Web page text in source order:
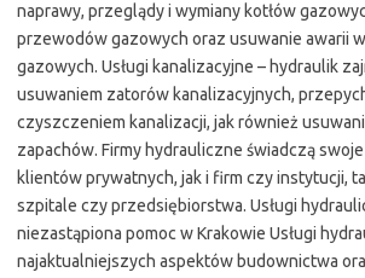
naprawy, przeglądy i wymiany kotłów
przewodów gazowych oraz usuwanie awarii
gazowych. Usługi kanalizacyjne – hydraulik
usuwaniem zatorów kanalizacyjnych,
czyszczeniem kanalizacji, jak również
zapachów. Firmy hydrauliczne świadczą
klientów prywatnych, jak i firm czy instytucji,
szpitale czy przedsiębiorstwa. Usługi
niezastąpiona pomoc w Krakowie Usługi
najaktualniejszych aspektów budownictwa